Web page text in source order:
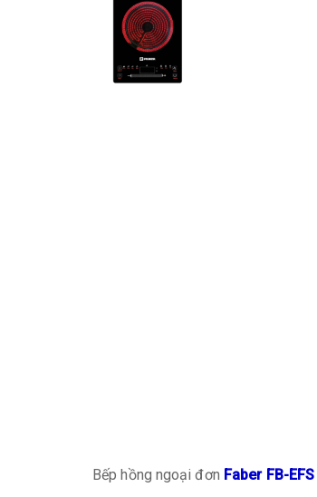
Bếp hồng ngoại đơn Faber FB-EFS